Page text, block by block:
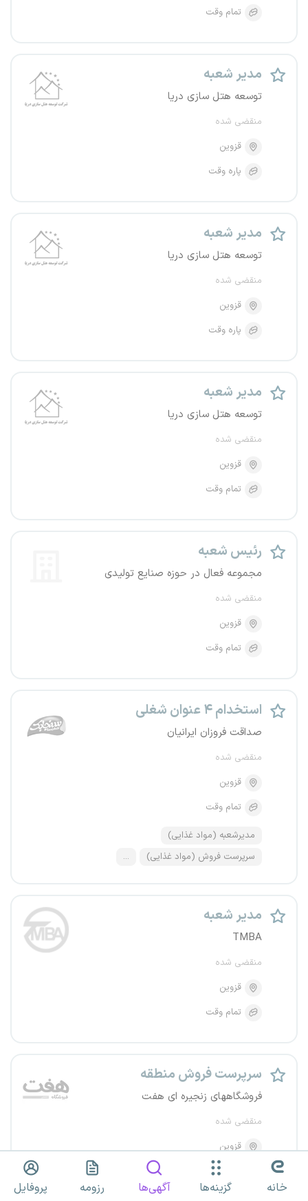
تمام وقت
مدیر شعبه
توسعه هتل سازی دریا
منقضی شده
قزوین
پاره وقت
مدیر شعبه
توسعه هتل سازی دریا
منقضی شده
قزوین
پاره وقت
مدیر شعبه
توسعه هتل سازی دریا
منقضی شده
قزوین
تمام وقت
رئیس شعبه
مجموعه فعال در حوزه صنایع تولیدی
منقضی شده
قزوین
تمام وقت
استخدام ۴ عنوان شغلی
صداقت فروزان ایرانیان
منقضی شده
قزوین
تمام وقت
مدیرشعبه (مواد غذایی)
سرپرست فروش (مواد غذایی)
...
مدیر شعبه
TMBA
منقضی شده
قزوین
تمام وقت
سرپرست فروش منطقه
فروشگاههای زنجیره ای هفت
منقضی شده
قزوین
تمام وقت
خانه گزینه‌ها آگهی‌ها رزومه پروفایل